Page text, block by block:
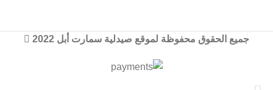
جميع الحقوق محفوظة لموقع صيدلية سمارت أبل 2022